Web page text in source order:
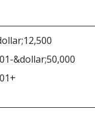
&dollar;50,000